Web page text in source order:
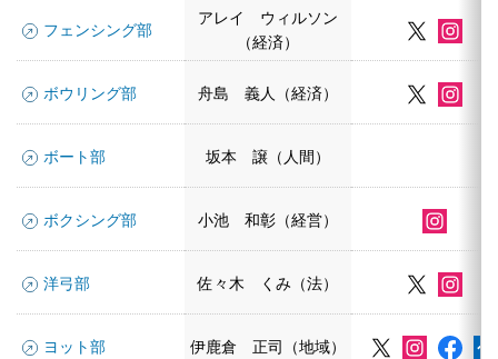
フェンシング部
アレイ ウィルソン
（経済）
ボウリング部 舟島 義人（経済）
ボート部 坂本 譲（人間）
ボクシング部 小池 和彰（経営）
洋弓部 佐々木 くみ（法）
ヨット部 伊鹿倉 正司（地域）